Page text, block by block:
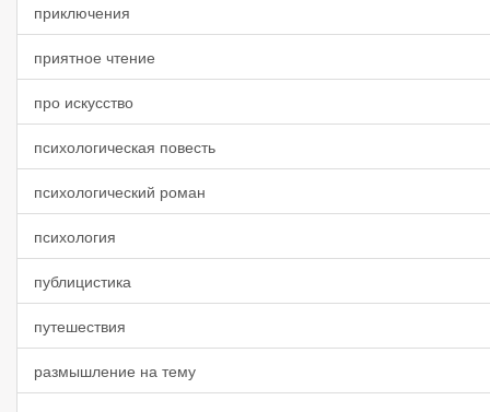
приключения
приятное чтение
про искусство
психологическая повесть
психологический роман
психология
публицистика
путешествия
размышление на тему